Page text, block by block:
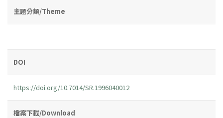
主題分類/Theme
DOI
https://doi.org/10.7014/SR.1996040012
檔案下載/Download